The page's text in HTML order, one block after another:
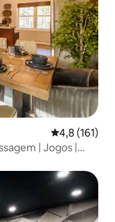
4,8 de uma
4,8 (161)
| Jogos |